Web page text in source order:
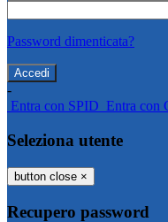
Password dimenticata?
-
Entra con SPID Entra con
Seleziona utente
button close ×
Recupero password